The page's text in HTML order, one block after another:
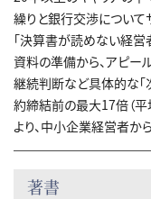
繰りと銀行交渉について
「決算書が読めない経営
資料の準備から、アピー
継続判断など具体的な「
約締結前の最大17倍（
より、中小企業経営者か
著書